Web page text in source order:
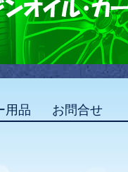
用品 お問合せ